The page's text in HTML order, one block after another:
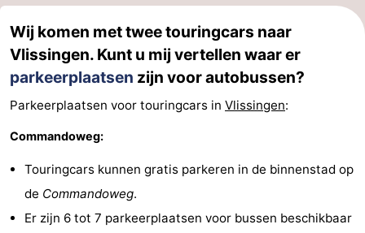
Wij komen met twee touringcars naar
Vlissingen. Kunt u mij vertellen waar er
parkeerplaatsen zijn voor autobussen?
Parkeerplaatsen voor touringcars in Vlissingen:
Commandoweg:
Touringcars kunnen gratis parkeren in de binnenstad op
de Commandoweg.
Er zijn 6 tot 7 parkeerplaatsen voor bussen beschikbaar